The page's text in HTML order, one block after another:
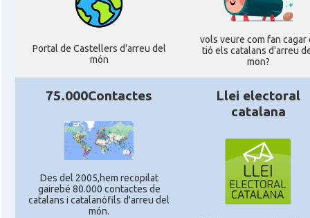
Portal de Castellers d'arreu del
món
vols veure com fan cagar
tió els catalans d'arreu
mon?
75.000Contactes
Des del 2005,hem recopilat
gairebé 80.000 contactes de
catalans i catalanòfils d'arreu del
món.
Llei electoral
catalana